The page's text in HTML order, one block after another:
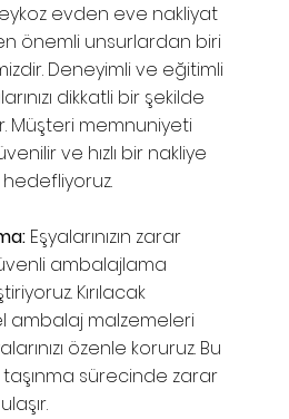
evden eve nakliyat
önemli unsurlardan biri
Deneyimli ve eğitimli
dikkatli bir şekilde
Müşteri memnuniyeti
ve hızlı bir nakliye
Eşyalarınızın zarar
ambalajlama
Kırılacak
ambalaj malzemeleri
özenle koruruz. Bu
taşınma sürecinde zarar